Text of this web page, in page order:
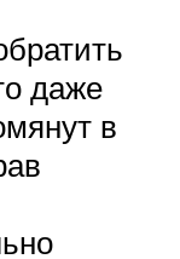
даже
в